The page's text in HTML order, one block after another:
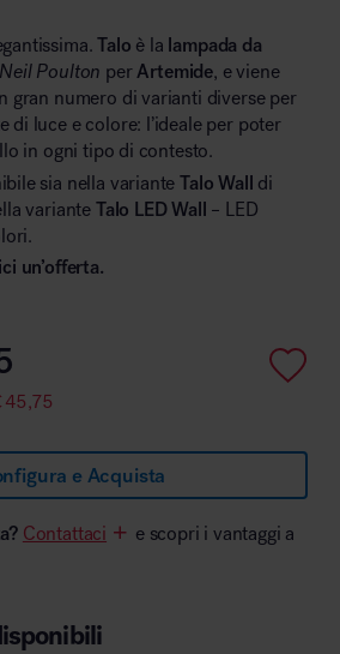
Talo è la lampada da
Neil Poulton perArtemide, e viene
gran numero di varianti diverse per
di luce e colore: l’ideale per poter
in ogni tipo di contesto.
sia nella varianteTalo Wall di
variante Talo LED Wall – LED
un’offerta.
45,75
e Acquista
Contattaci
e scopri i vantaggi a